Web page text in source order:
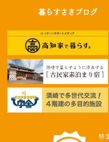
暮らすさきブログ